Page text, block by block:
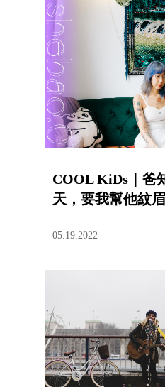
COOL KiDs｜爸
天，要我幫他紋
05.19.2022